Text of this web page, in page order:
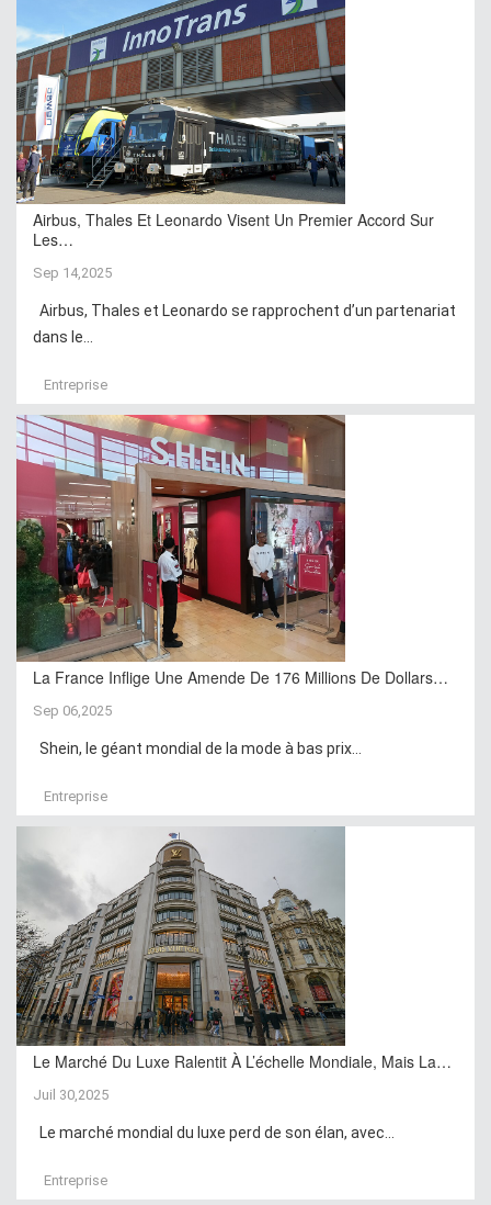
Airbus, Thales Et Leonardo Visent Un Premier Accord Sur
Les…
Sep 14,2025
Airbus, Thales et Leonardo se rapprochent d’un partenariat
dans le...
Entreprise
La France Inflige Une Amende De 176 Millions De Dollars…
Sep 06,2025
Shein, le géant mondial de la mode à bas prix...
Entreprise
Le Marché Du Luxe Ralentit À L’échelle Mondiale, Mais La…
Juil 30,2025
Le marché mondial du luxe perd de son élan, avec...
Entreprise